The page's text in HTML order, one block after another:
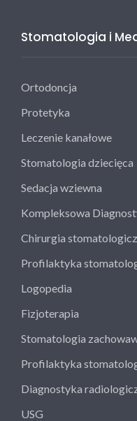
Stomatologia i
Ortodoncja
Protetyka
Leczenie kanałowe
Stomatologia dziecięca
Sedacja wziewna
Kompleksowa
Chirurgia
Profilaktyka
Logopedia
Fizjoterapia
Stomatologia
Profilaktyka
Diagnostyka
USG